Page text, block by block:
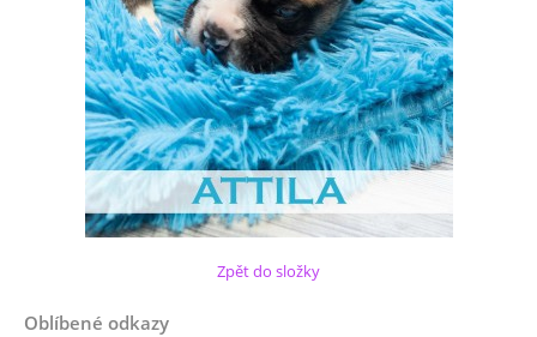
Zpět do složky
Oblíbené odkazy